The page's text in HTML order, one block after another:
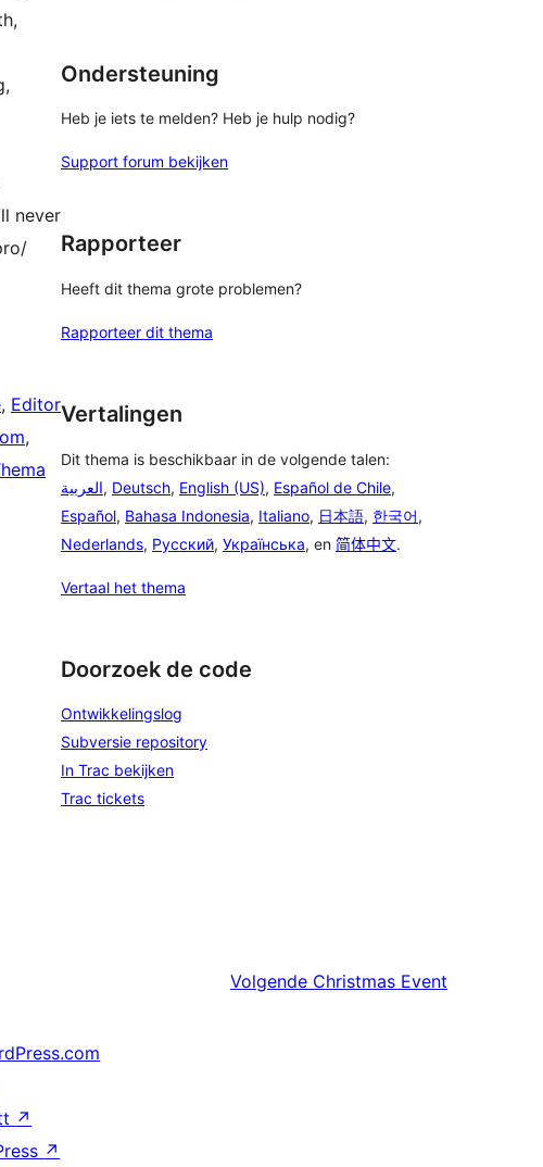
never
, Editor
Ondersteuning
Heb je iets te melden? Heb je hulp nodig?
Support forum bekijken
Rapporteer
Heeft dit thema grote problemen?
Rapporteer dit thema
Vertalingen
Dit thema is beschikbaar in de volgende talen:
العربية, Deutsch, English (US), Español de Chile,
Español, Bahasa Indonesia, Italiano, 日本語, 한국어,
Nederlands, Русский, Українська, en 简体中文.
Vertaal het thema
Doorzoek de code
Ontwikkelingslog
Subversie repository
In Trac bekijken
Trac tickets
Volgende Christmas Event
↗
↗